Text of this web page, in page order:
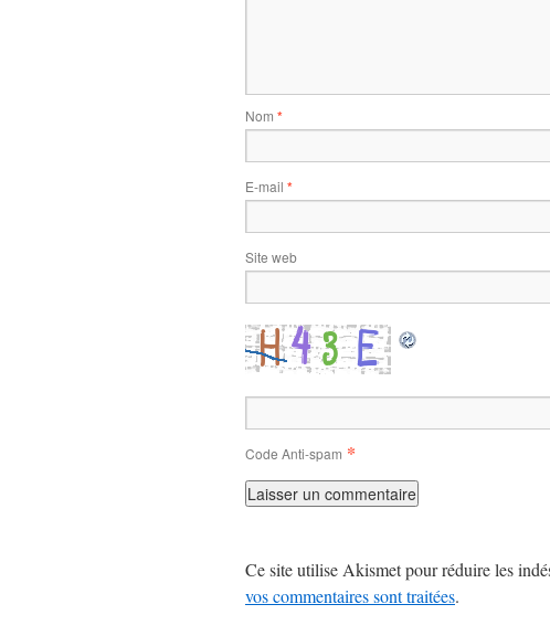
Nom *
E-mail *
Site web
Code Anti-spam *
Ce site utilise Akismet pour réduire les
vos commentaires sont traitées.